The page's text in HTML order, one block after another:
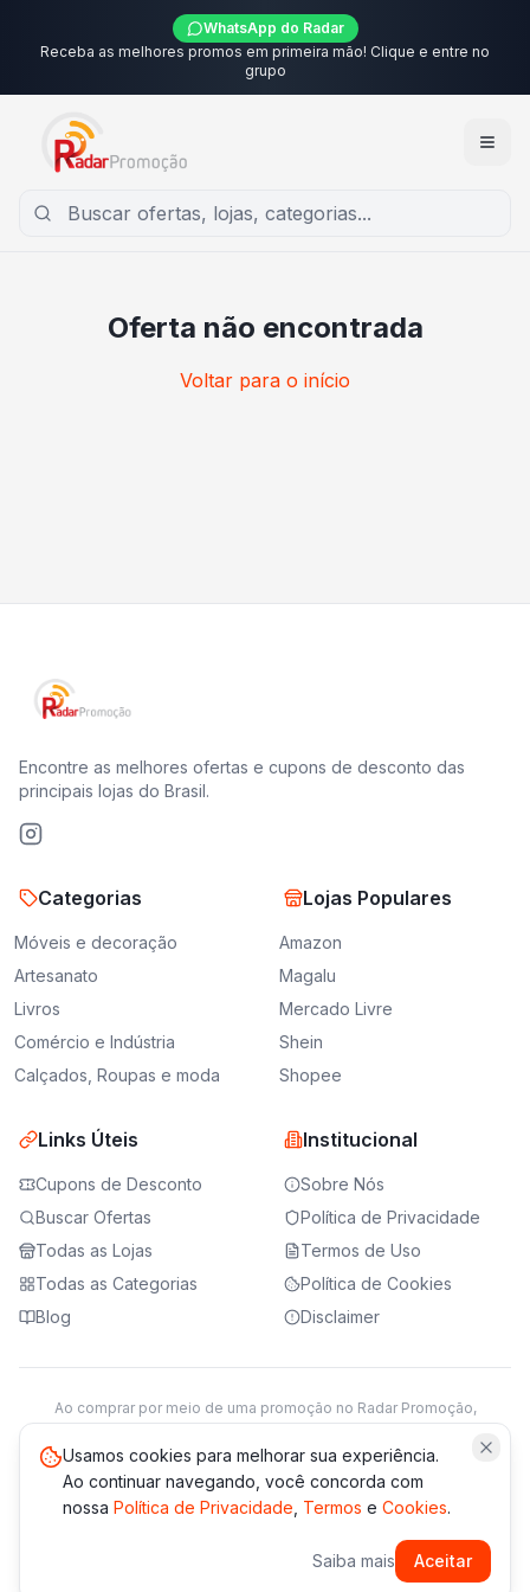
WhatsApp do Radar
Receba as melhores promos em primeira mão! Clique e entre no
grupo
Oferta não encontrada
Voltar para o início
Encontre as melhores ofertas e cupons de desconto das
principais lojas do Brasil.
Categorias
Móveis e decoração
Artesanato
Livros
Comércio e Indústria
Calçados, Roupas e moda
Lojas Populares
Amazon
Magalu
Mercado Livre
Shein
Shopee
Links Úteis
Cupons de Desconto
Buscar Ofertas
Todas as Lojas
Todas as Categorias
Blog
Institucional
Sobre Nós
Política de Privacidade
Termos de Uso
Política de Cookies
Disclaimer
Ao comprar por meio de uma promoção no Radar Promoção,
Saiba mais
*Os preços e disponibilidade podem variar. Verifique sempre
Usamos cookies para melhorar sua experiência.
Ao continuar navegando, você concorda com
nossa Política de Privacidade Termos e Cookies.
Saiba mais Aceitar